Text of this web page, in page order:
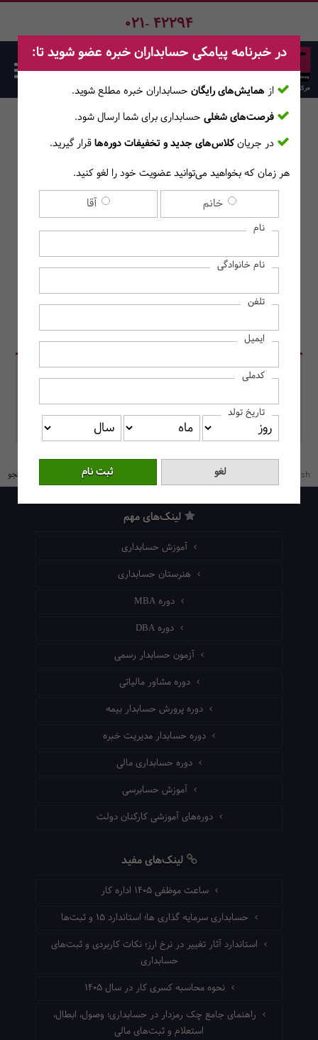
021- 42294
جستجو
در دوره‌ها در وبلاگ حسابداران
English استعلام گواهینامه شکایت / تماس با ما جستجو
لینک‌های مهم
آموزش حسابداری
هنرستان حسابداری
دوره MBA
دوره DBA
آزمون حسابدار رسمی
دوره مشاور مالیاتی
دوره پرورش حسابدار بیمه
دوره حسابدار مدیریت خبره
دوره حسابداری مالی
آموزش حسابرسی
دوره‌های آموزشی کارکنان دولت
لینک‌های مفید
ساعت موظفی ۱۴۰۵ اداره کار
حسابداری سرمایه گذاری ها؛ استاندارد ۱۵ و ثبت‌ها
استاندارد آثار تغییر در نرخ ارز؛ نکات کاربردی و ثبت‌های
حسابداری
نحوه محاسبه کسری کار در سال ۱۴۰۵
راهنمای جامع چک رمزدار در حسابداری؛ وصول، ابطال،
استعلام و ثبت‌های مالی
در خبرنامه پیامکی حسابداران خبره عضو شوید تا:
از همایش‌های رایگان حسابداران خبره مطلع ‎شوید.
فرصت‌های شغلی حسابداری برای شما ارسال شود.
در جریانکلاس‌های جدید و تخفیفات دوره‌هاقرار گیرید.
هر زمان که بخواهید می‌توانید عضویت خود را لغو کنید.
خانم آقا
نام
نام خانوادگی
تلفن
ایمیل
کدملی
تاریخ تولد